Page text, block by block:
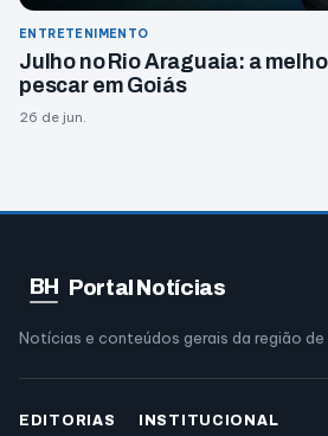
ENTRETENIMENTO
Julho no Rio Araguaia: a
pescar em Goiás
26 de jun.
BH Portal Notícias
Notícias e conteúdos gerais da região
EDITORIAS INSTITUCIONAL